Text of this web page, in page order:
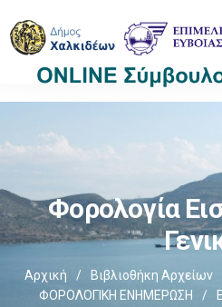
Φορολογία
Αρχική / Βιβλιοθήκη Αρχείων
ΦΟΡΟΛΟΓΙΚΗ ΕΝΗΜΕΡΩΣΗ
/